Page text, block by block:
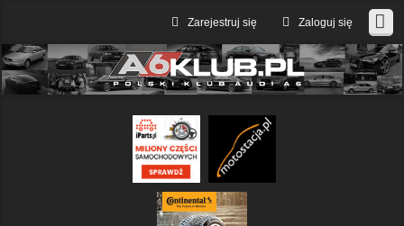
Zaloguj się
Zarejestruj się